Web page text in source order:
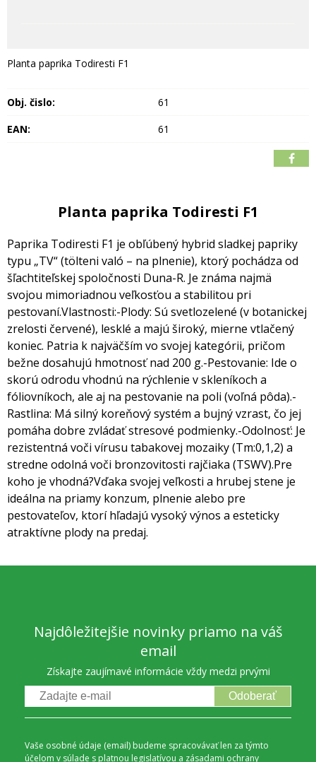
Planta paprika Todiresti F1
Obj. čislo:
61
EAN:
61
Planta paprika Todiresti F1
Paprika Todiresti F1 je obľúbený hybrid sladkej papriky
typu „TV“ (tölteni való – na plnenie), ktorý pochádza od
šľachtiteľskej spoločnosti Duna-R. Je známa najmä
svojou mimoriadnou veľkosťou a stabilitou pri
pestovaní.Vlastnosti:-Plody: Sú svetlozelené (v botanickej
zrelosti červené), lesklé a majú široký, mierne vtlačený
koniec. Patria k najväčším vo svojej kategórii, pričom
bežne dosahujú hmotnosť nad 200 g.-Pestovanie: Ide o
skorú odrodu vhodnú na rýchlenie v skleníkoch a
fóliovníkoch, ale aj na pestovanie na poli (voľná pôda).-
Rastlina: Má silný koreňový systém a bujný vzrast, čo jej
pomáha dobre zvládať stresové podmienky.-Odolnosť: Je
rezistentná voči vírusu tabakovej mozaiky (Tm:0,1,2) a
stredne odolná voči bronzovitosti rajčiaka (TSWV).Pre
koho je vhodná?Vďaka svojej veľkosti a hrubej stene je
ideálna na priamy konzum, plnenie alebo pre
pestovateľov, ktorí hľadajú vysoký výnos a esteticky
atraktívne plody na predaj.
Najdôležitejšie novinky priamo na váš
email
Získajte zaujímavé informácie vždy medzi prvými
Odoberať
Vaše osobné údaje (email) budeme spracovávať len za týmto
účelom v súlade s platnou legislatívou a zásadami ochrany